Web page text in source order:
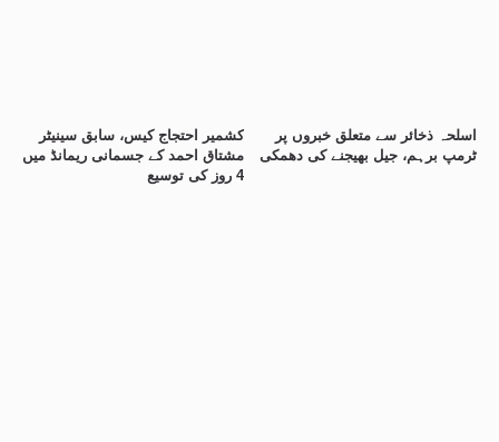
کشمیر احتجاج کیس، سابق سینیٹر
مشتاق احمد کے جسمانی ریمانڈ میں
4 روز کی توسیع
اسلحہ ذخائر سے متعلق خبروں پر
ٹرمپ برہم، جیل بھیجنے کی دھمکی